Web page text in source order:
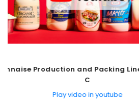
Sepet ve arabalar
Transfer bantları, kaldırıcı ve
pompalar
Otoklav, Pişirici ve Aksesuarlar
Ön Pişirme ve Kızartıcılar
- A+ - A - B -
Jam Production